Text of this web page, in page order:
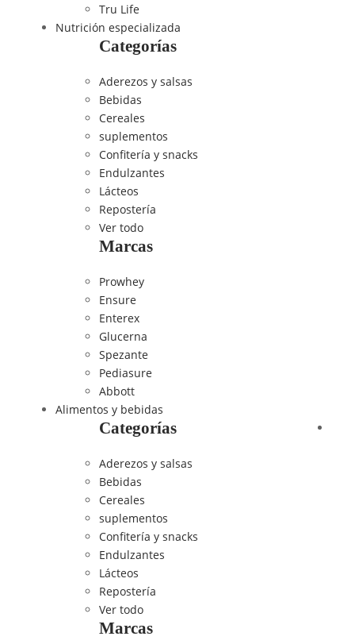
Tru Life
Nutrición especializada
Categorías
Aderezos y salsas
Bebidas
Cereales
suplementos
Confitería y snacks
Endulzantes
Lácteos
Repostería
Ver todo
Marcas
Prowhey
Ensure
Enterex
Glucerna
Spezante
Pediasure
Abbott
Alimentos y bebidas
Categorías
Aderezos y salsas
Bebidas
Cereales
suplementos
Confitería y snacks
Endulzantes
Lácteos
Repostería
Ver todo
Marcas